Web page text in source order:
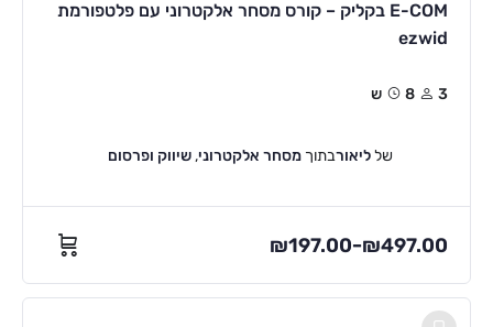
E-COM בקליק – קורס מסחר אלקטרוני עם פלטפורמת
ezwid
3 8ש
שלליאורבתוך מסחר אלקטרוני,שיווק ופרסום
₪197.00–₪497.00